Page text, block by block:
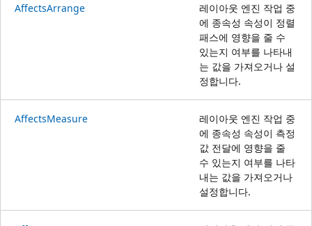
AffectsArrange
레이아웃 엔진 작업 중
에 종속성 속성이 정렬
패스에 영향을 줄 수
있는지 여부를 나타내
는 값을 가져오거나 설
정합니다.
AffectsMeasure
레이아웃 엔진 작업 중
에 종속성 속성이 측정
값 전달에 영향을 줄
수 있는지 여부를 나타
내는 값을 가져오거나
설정합니다.